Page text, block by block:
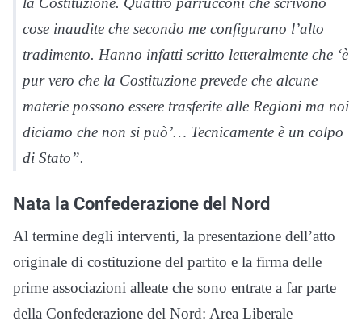
cose inaudite che secondo me configurano l’alto
tradimento. Hanno infatti scritto letteralmente che ‘è
pur vero che la Costituzione prevede che alcune
materie possono essere trasferite alle Regioni ma noi
diciamo che non si può’… Tecnicamente è un colpo
di Stato”.
Nata la Confederazione del Nord
Al termine degli interventi, la presentazione dell’atto
originale di costituzione del partito e la firma delle
prime associazioni alleate che sono entrate a far parte
della Confederazione del Nord: Area Liberale –